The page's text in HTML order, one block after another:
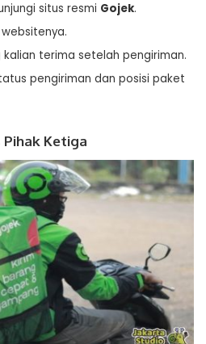
situs resmi Gojek.
kalian terima setelah pengiriman.
pengiriman dan posisi paket
Pihak Ketiga